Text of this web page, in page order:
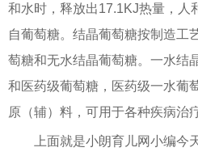
和水时，释放出17.1KJ热量，人
自葡萄糖。结晶葡萄糖按制造工
萄糖和无水结晶葡萄糖。一水结
和医药级葡萄糖，医药级一水葡
原（辅）料，可用于各种疾病治
上面就是小朗育儿网小编今